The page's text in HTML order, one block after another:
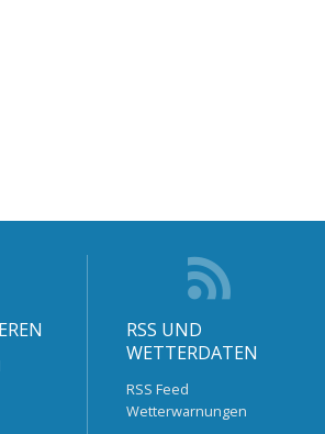
RSS UND
WETTERDATEN
RSS Feed
Wetterwarnungen